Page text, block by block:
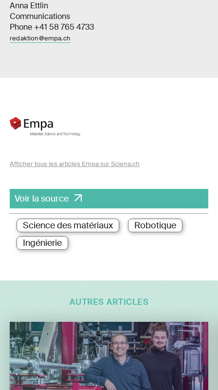
Anna Ettlin
Communications
Phone +41 58 765 4733
redaktion@empa.ch
Afficher tous les articles Empa sur Sciena.ch
Voir la source
Science des matériaux
Robotique
Ingénierie
AUTRES ARTICLES